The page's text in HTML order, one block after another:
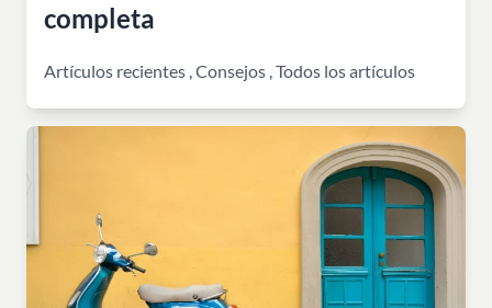
completa
Artículos recientes ,Consejos ,Todos los artículos